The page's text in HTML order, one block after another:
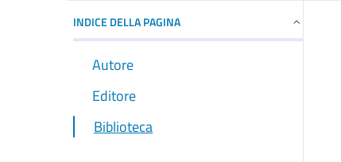
INDICE DELLA PAGINA
Autore
Editore
Biblioteca